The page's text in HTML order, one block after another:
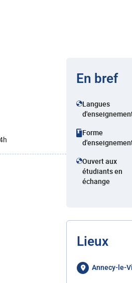
En bref
Langues
Forme
Ouvert aux
étudiants en
échange
Lieux
Annecy-le-